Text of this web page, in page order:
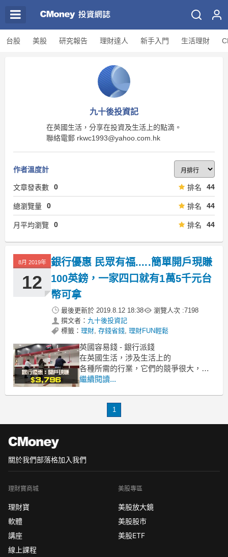
台股 美股 研究報告 理財達人 新手入門 生活理財
九十後投資記
在英國生活，分享在投資及生活上的點滴。
聯絡電郵 rkwc1993@yahoo.com.hk
作者溫度計
文章發表數 0 排名 44
總瀏覽量 0 排名 44
月平均瀏覽 0 排名 44
8月 2019年
12
銀行優惠 民眾有福.....簡單開戶現賺
100英鎊，一家四口就有1萬5千元台
幣可拿
最後更新於 2019.8.12 18:38 瀏覽人次 :7198
撰文者： 九十後投資記
標籤： 理財, 存錢省錢, 理財FUN輕鬆
英國容易錢 - 銀行派錢
在英國生活，涉及生活上的
各種所需的行業，它們的競爭很大，
往往出現不少非常好的優惠來吸引客
從銀行賺錢的優惠，
繼續閱讀...
1
關於我們部落格加入我們
理財寶商城
理財寶
軟體
講座
線上課程
美股專區
美股放大鏡
美股股市
美股ETF